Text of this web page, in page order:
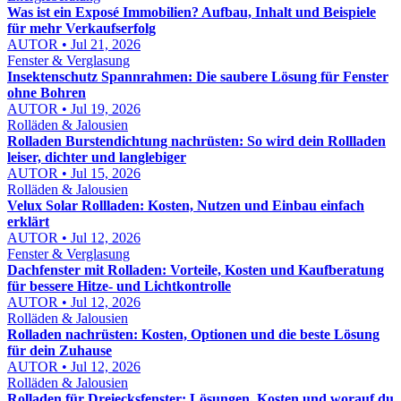
Was ist ein Exposé Immobilien? Aufbau, Inhalt und Beispiele
für mehr Verkaufserfolg
AUTOR • Jul 21, 2026
Fenster & Verglasung
Insektenschutz Spannrahmen: Die saubere Lösung für Fenster
ohne Bohren
AUTOR • Jul 19, 2026
Rolläden & Jalousien
Rolladen Burstendichtung nachrüsten: So wird dein Rollladen
leiser, dichter und langlebiger
AUTOR • Jul 15, 2026
Rolläden & Jalousien
Velux Solar Rollladen: Kosten, Nutzen und Einbau einfach
erklärt
AUTOR • Jul 12, 2026
Fenster & Verglasung
Dachfenster mit Rolladen: Vorteile, Kosten und Kaufberatung
für bessere Hitze- und Lichtkontrolle
AUTOR • Jul 12, 2026
Rolläden & Jalousien
Rolladen nachrüsten: Kosten, Optionen und die beste Lösung
für dein Zuhause
AUTOR • Jul 12, 2026
Rolläden & Jalousien